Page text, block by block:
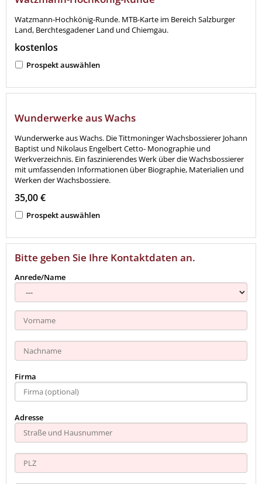
Watzmann-Hochkönig-Runde. MTB-Karte im Bereich Salzburger
Land, Berchtesgadener Land und Chiemgau.
kostenlos
Prospekt auswählen
Wunderwerke aus Wachs
Wunderwerke aus Wachs. Die Tittmoninger Wachsbossierer Johann
Baptist und Nikolaus Engelbert Cetto- Monographie und
Werkverzeichnis. Ein faszinierendes Werk über die Wachsbossierer
mit umfassenden Informationen über Biographie, Materialien und
Werken der Wachsbossiere.
35,00 €
Prospekt auswählen
Bitte geben Sie Ihre Kontaktdaten an.
Anrede/Name
Firma
Adresse